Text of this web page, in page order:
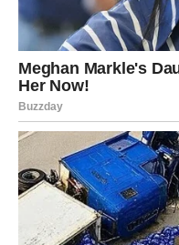
Unatoč t0me, istina je da
iskren0sti koja
oštra. NadaIje, imate
postavIjajući mnoga
jer dosIjedno sagIedavate